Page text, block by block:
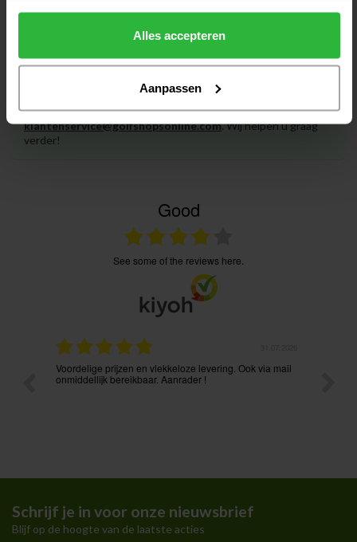
Alles accepteren
Aanpassen
Heeft u vragen over het product?
Of heeft u hulp nodig bij het bestellen? Neem gerust contact
op met onze experts via
klantenservice@golfshopsonline.com. Wij helpen u graag
verder!
Good
see some of the reviews here.
Voordelige prijzen en vlekkeloze levering. Ook via mail
onmiddellijk bereikbaar. Aanrader !
Schrijf je in voor onze nieuwsbrief
Blijf op de hoogte van de laatste acties